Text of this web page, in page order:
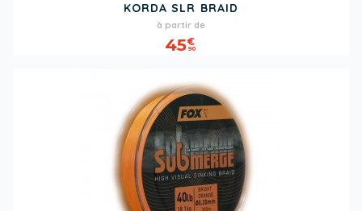
KORDA SLR BRAID
Prix
à partir de
45€
90